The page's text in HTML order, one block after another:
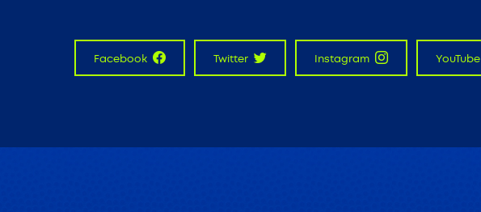
Facebook Twitter Instagram YouTube